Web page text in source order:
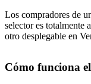
Los compradores de
selector es totalmente
otro desplegable en
Cómo funciona